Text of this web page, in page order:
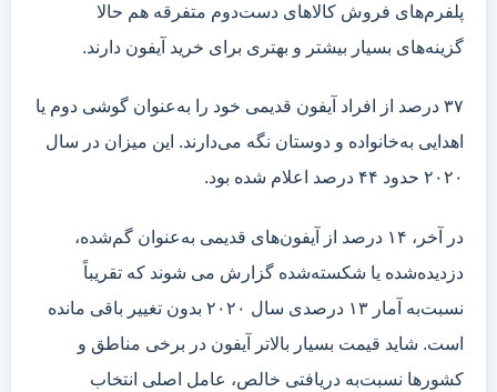
پلفرم‌های فروش کالاهای دست‌دوم متفرقه هم حالا
گزینه‌های بسیار بیشتر و بهتری برای خرید آیفون دارند.
۳۷ درصد از افراد آیفون قدیمی خود را به‌عنوان گوشی دوم یا
اهدایی به‌خانواده و دوستان نگه می‌دارند. این میزان در سال
۲۰۲۰ حدود ۴۴ درصد اعلام شده بود.
در آخر، ۱۴ درصد از آیفون‌های قدیمی به‌عنوان گم‌شده،
دزدیده‌شده یا شکسته‌شده گزارش می شوند که تقریباً
نسبت‌به آمار ۱۳ درصدی سال ۲۰۲۰ بدون تغییر باقی مانده
است. شاید قیمت بسیار بالاتر آیفون در برخی مناطق و
کشور‌ها نسبت‌به دریافتی خالص، عامل اصلی انتخاب